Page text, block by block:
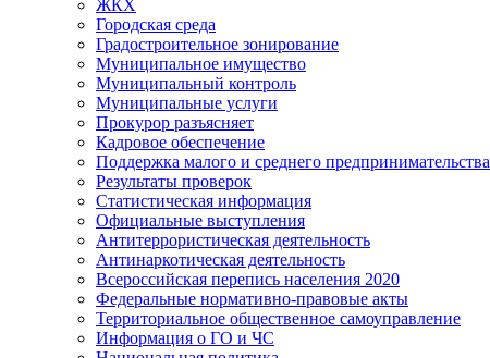
ЖКХ
Городская среда
Градостроительное зонирование
Муниципальное имущество
Муниципальный контроль
Муниципальные услуги
Прокурор разъясняет
Кадровое обеспечение
Поддержка малого и среднего предпринимательства
Результаты проверок
Статистическая информация
Официальные выступления
Антитеррористическая деятельность
Антинаркотическая деятельность
Всероссийская перепись населения 2020
Федеральные нормативно-правовые акты
Территориальное общественное самоуправление
Информация о ГО и ЧС